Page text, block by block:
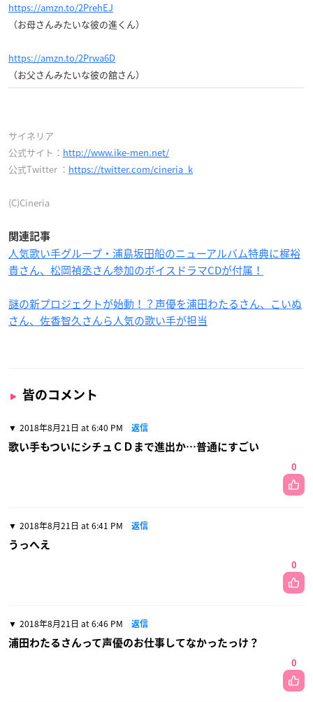
https://amzn.to/2PrehEJ
（お母さんみたいな彼の進くん）
https://amzn.to/2Prwa6D
（お父さんみたいな彼の舘さん）
サイネリア
公式サイト： http://www.ike-men.net/
公式Twitter ： https://twitter.com/cineria_k
(C)Cineria
関連記事
人気歌い手グループ・浦島坂田船のニューアルバム特典に梶裕
貴さん、松岡禎丞さん参加のボイスドラマCDが付属！
謎の新プロジェクトが始動！？声優を浦田わたるさん、こいぬ
さん、佐香智久さんら人気の歌い手が担当
皆のコメント
2018年8月21日 at 6:40 PM 返信
歌い手もついにシチュＣＤまで進出か…普通にすごい
0
2018年8月21日 at 6:41 PM 返信
うっへえ
0
2018年8月21日 at 6:46 PM 返信
浦田わたるさんって声優のお仕事してなかったっけ？
0